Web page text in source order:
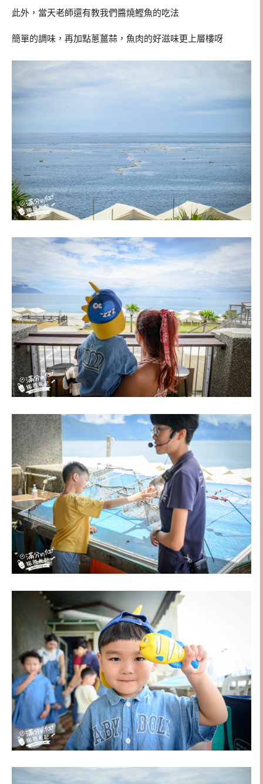
此外，當天老師還有教我們醬燒鰹魚的吃法
簡單的調味，再加點蔥薑蒜，魚肉的好滋味更上層樓呀